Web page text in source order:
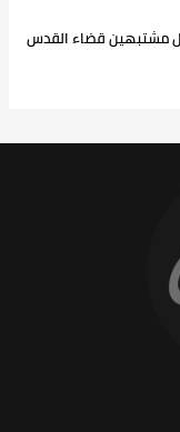
مشتبهين قضاء القدس